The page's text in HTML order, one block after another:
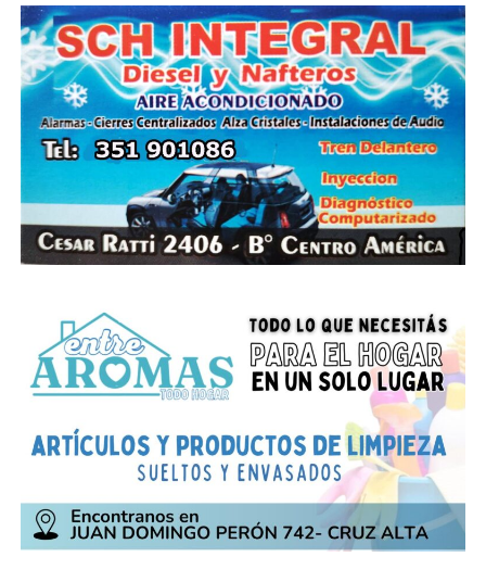
ya hay 110 pueblos y ciudades, con al menos un caso,
encabezando la lista Córdoba capital con 1745
contagios, mientras que el resto son 339 de Oliva, 253
de Marcos Juárez, Oncativo 161, Villa Dolores 138, Los
Surgentes 121, Villa María 76, Saldán 58, General Roca
53, Vicuña Mackena 52, Monte Buey 44, Villa Allende
43, Villa Carlos Paz 33, Malagueño 31, Alta Gracia 30,
Villa Santa Rosa 27, Inriville 24, Malvinas Argentinas
23, Luque 21, Río Cuarto 20, Tío Pujio 19, La Falda 17,
Villa Sarmiento 15, San Pedro 15, Colazo 12,
Santa Ana 8, La Calera 8, General Deheza 8, La
Cumbre 7, Anisacate 7, Corral de Bustos 7, Cosquín 7,
Unquillo 6, La Playosa 6, San Francisco 6, Leones 6,
Bell Ville 5, Pilar 5, Icho Cruz 5, Salsipuedes 5, Arroyito
4, General Cabrera 4, San Basilio 4, Jesús María 4,
Laboulaye 4, Tanti 4, James Craik 4, Brinkmann 4,
Conlara 4, Villa General Belgrano 4, Balnearia 4, Río
Primero 4, Cruz Alta 3, Laborde 3, Río Tercero 3,
Yacanto 3, Morteros 3, Huinca Renancó 3, Manfredi 3,